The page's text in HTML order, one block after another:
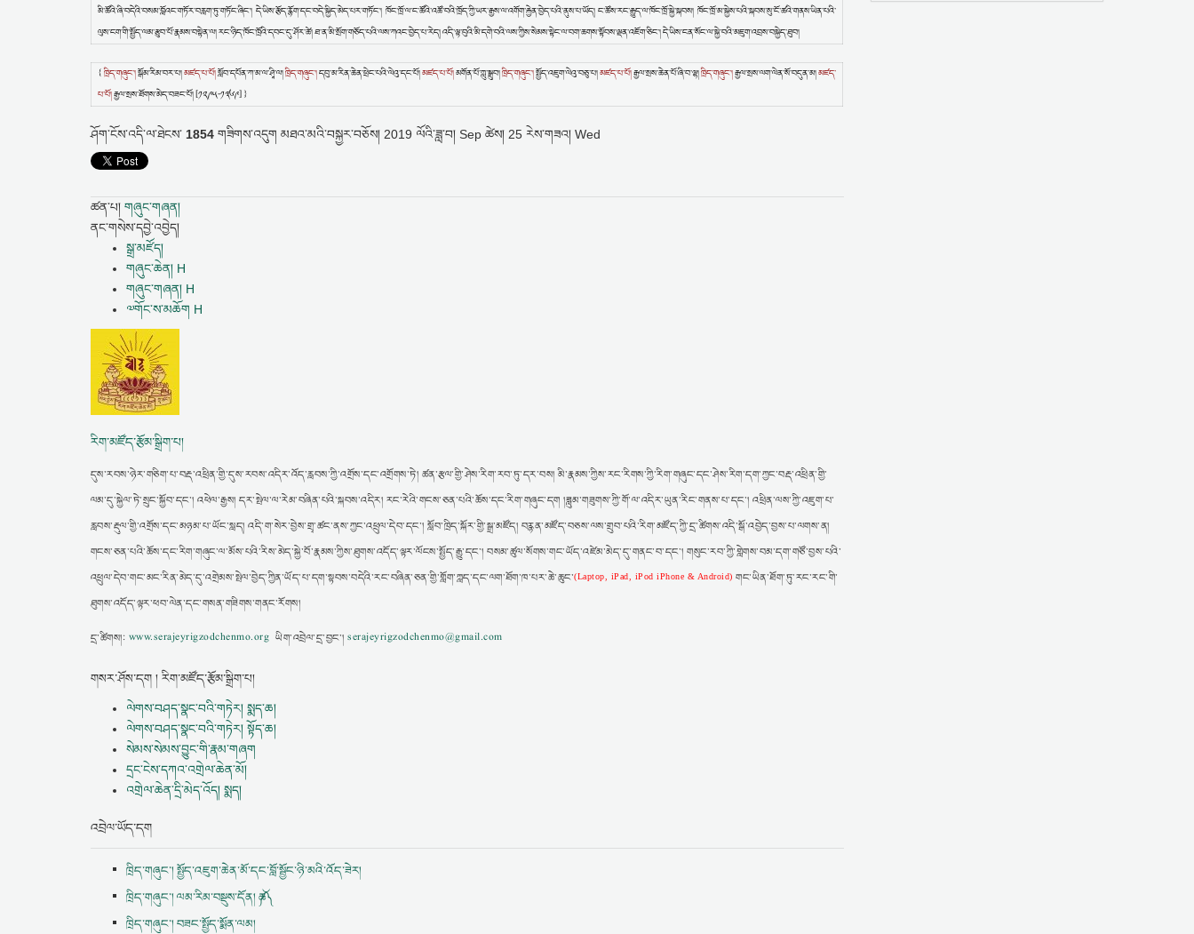
མི་ཚོའི་ཞི་བདེའི་བསམ་བློའང་གཏོར་བརླག་ཏུ་གཏོང་ཞིང་། དེ་ཡིས་རྩོད་རྙོག་དང་བདེ་སྐྱིད་མེད་པར་གཏོང་། ཁོང་ཁྲོ་ལ་ང་ཚོའི་འཚོ་བའི་ཁྲོད་ཀྱི་ཡར་རྒྱས་ལ་འགོག་རྐྱེན་བྱེད་པའི་ནུས་པ་ཡོད། ང་ཚོས་རང་རྒྱུད་ལ་ཁོང་ཁྲོ་སྐྱེ་སྐབས། ཁོང་ཁྲོ་མ་སྐྱེས་པའི་སྐབས་སུ་ངོ་ཚའི་གནས་ཡིན་པའི་
ལུས་ངག་གི་སྤྱོད་ལམ་རྩུབ་པོ་རྣམས་བསྟེན་ལ། རང་ཉིད་ཁོང་ཁྲོའི་དབང་དུ་ཤོར་ཚེ། ཐ་ན་མི་སྲོག་གཅོད་པའི་ལས་ཀའང་བྱེད་པ་རེད། འདི་ལྟ་བུའི་མི་དགེ་བའི་ལས་ཀྱིས་སེམས་སྟེང་ལ་བག་ཆགས་སྟོབས་ལྡན་འཇོག་ཅིང་། དེ་ཡིས་ངན་སོང་ལ་སྐྱེ་བའི་མཇུག་འབྲས་བསྐྱེད་ཐུབ།
{ ཁྲིད་གཞུང་།སྒོམ་རིམ་བར་པ།མཛད་པ་པོ།སློབ་དཔོན་ཀ་མ་ལ་ཤཱི་ལ།ཁྲིད་གཞུང་།དབུ་མ་རིན་ཆེན་ཕྲེང་པའི་ལེའུ་དང་པོ།མཛད་པ་པོ།མགོན་པོ་ཀླུ་སྒྲུབ།ཁྲིད་གཞུང་།སྤྱོད་འཇུག་ལེའུ་བཅུ་པ།མཛད་པ་པོ།རྒྱལ་སྲས་ཆེན་པོ་ཞི་བ་ལྷ།ཁྲིད་གཞུང་།རྒྱལ་སྲས་ལག་ལེན་སོ་བདུན་མ།མཛད་
པ་པོ།རྒྱལ་སྲས་ཐོགས་མེད་བཟང་པོ། [༡༢༩༥-༡༣༦༩] }
ཤོག་ངོས་འདི་ལ་ཐེངས་ 1854 གཟིགས་འདུག མཐའ་མའི་བསྐྱར་བཅོས། 2019 ལོའི་ཟླ་བ། Sep ཚེས། 25 རེས་གཟའ། Wed
ཚན་པ། གཞུང་གཞན།
ནང་གསེས་དབྱེ་འབྱེད།
སྒྲ་མཛོད།
གཞུང་ཆེན། H
གཞུང་གཞན། H
༧གོང་ས་མཆོག H
རིག་མཛོད་རྩོམ་སྒྲིག་པ།
དུས་རབས་ཉེར་གཅིག་པ་བརྡ་འཕྲིན་གྱི་དུས་རབས་འདིར་འོད་རླབས་ཀྱི་འགྲོས་དང་འགྲོགས་ཏེ། ཚན་རྩལ་གྱི་ཤེས་རིག་རབ་ཏུ་དར་བས། མི་རྣམས་ཀྱིས་རང་རིགས་ཀྱི་རིག་གཞུང་དང་ཤེས་རིག་དག་ཀྱང་བརྡ་འཕྲིན་གྱི་
ལམ་དུ་སྐྱེལ་ཏེ་སྲུང་སྐྱོབ་དང་། འཕེལ་རྒྱས། དར་སྤེལ་ལ་རེམ་བཞིན་པའི་སྐབས་འདིར། རང་རེའི་གངས་ཅན་པའི་ཆོས་དང་རིག་གཞུང་དག །ཟླུམ་གཟུགས་ཀྱི་གོ་ལ་འདིར་ཡུན་རིང་གནས་པ་དང་། འཕྲིན་ལས་ཀྱི་འཇུག་པ་
རླབས་རྡུལ་གྱི་འགྲོས་དང་མཉམ་པ་ཡོང་སླད། འདི་ག་སེར་བྱེས་གྲྭ་ཚང་ནས་ཀྱང་འཕྲུལ་དེབ་དང་། སློབ་ཁྲིད་སྐོར་གྱི་སྒྲ་མཛོད། བརྙན་མཛོད་བཅས་ལས་གྲུབ་པའི་རིག་མཛོད་ཀྱི་དྲ་ཚིགས་འདི་སྒོ་འབྱེད་བྱས་པ་ལགས་ན།
གངས་ཅན་པའི་ཆོས་དང་རིག་གཞུང་ལ་མོས་པའི་རིས་མེད་སྐྱེ་བོ་རྣམས་ཀྱིས་ཐུགས་འདོད་ལྟར་ལོངས་སྤྱོད་རྒྱུ་དང་། བསམ་ཚུལ་སོགས་གང་ཡོད་འཛེམ་མེད་དུ་གནང་བ་དང་། གསུང་རབ་ཀྱི་གླེགས་བམ་དག་གཙོ་བྱས་པའི་
འཕྲུལ་དེབ་གང་མང་རིན་མེད་དུ་འགྲེམས་སྤེལ་བྱེད་ཀྱིན་ཡོད་པ་དག་སྟབས་བདེའི་རང་བཞིན་ཅན་གྱི་གློག་ཀླད་དང་ལག་ཐོག་ཁ་པར་ཆེ་ཆུང་(Laptop, iPad, iPod iPhone & Android)གང་ཡིན་ཐོག་ཏུ་རང་རང་གི་
ཐུགས་འདོད་ལྟར་ཕབ་ལེན་དང་གསན་གཟིགས་གནང་རོགས།
དྲ་ཚིགས།: www.serajeyrigzodchenmo.org ཡིག་འབྲེལ་དྲ་བྱང་།serajeyrigzodchenmo@gmail.com
གསར་ཤོས་དག ། རིག་མཛོད་རྩོམ་སྒྲིག་པ།
ལེགས་བཤད་སྣང་བའི་གཏེར། སྨད་ཆ།
ལེགས་བཤད་སྣང་བའི་གཏེར། སྟོད་ཆ།
སེམས་སེམས་བྱུང་གི་རྣམ་གཞག
དྲང་ངེས་དཀའ་འགྲེལ་ཆེན་མོ།
འགྲེལ་ཆེན་དྲི་མེད་འོད། སྨད།
འབྲེལ་ཡོད་དག
ཁྲིད་གཞུང་། སྤྱོད་འཇུག་ཆེན་མོ་དང་བློ་སྦྱོང་ཉི་མའི་འོད་ཟེར།
ཁྲིད་གཞུང་། ལམ་རིམ་བསྡུས་དོན། ༼ཆ༽
ཁྲིད་གཞུང་། བཟང་སྤྱོད་སྨོན་ལམ།